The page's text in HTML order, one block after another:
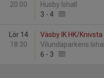
20:00
Husby Ishall
3 - 4
Lör 14
18:30
Väsby IK HK/
Vilundaparkens
6 - 3